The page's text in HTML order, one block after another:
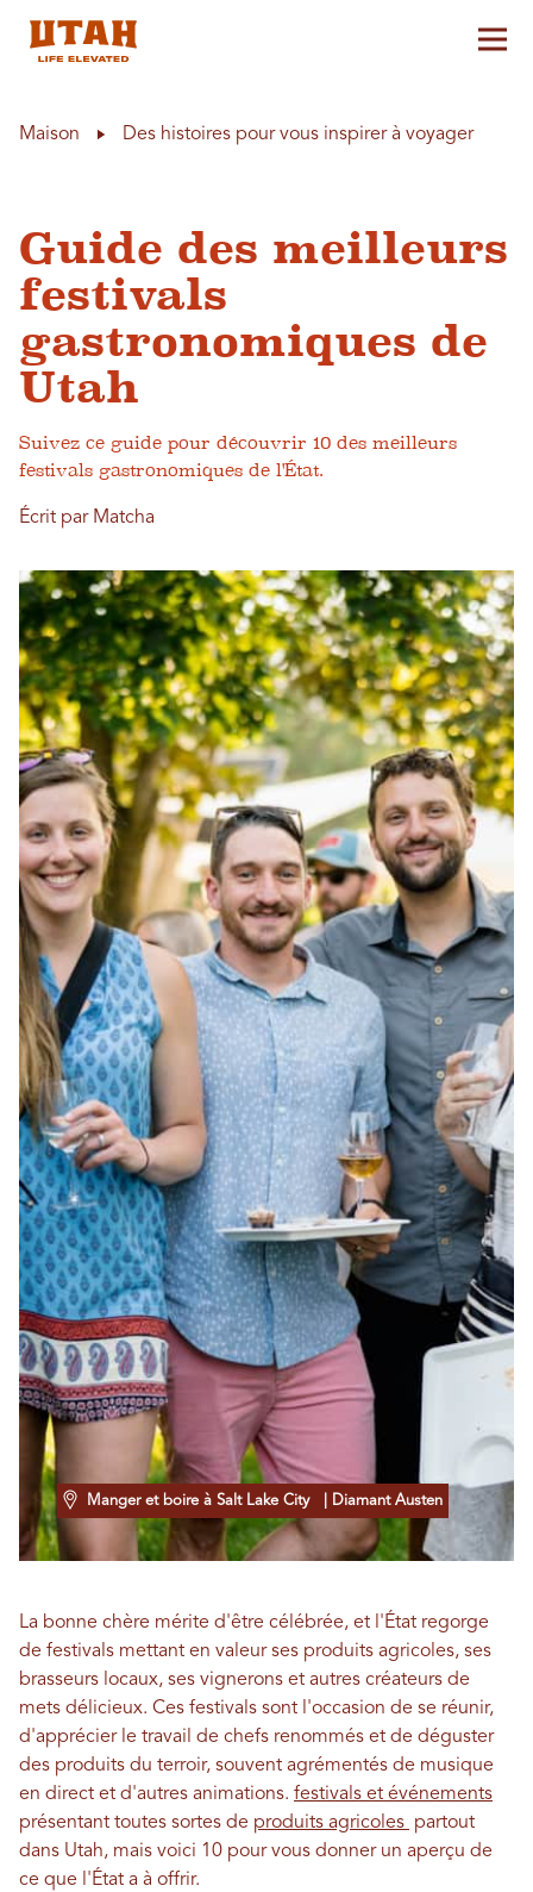
Maison Des histoires pour vous inspirer à voyager
Guide des meilleurs
festivals
gastronomiques de
Utah
Suivez ce guide pour découvrir 10 des meilleurs
festivals gastronomiques de l'État.
Écrit par Matcha
Manger et boire à Salt Lake City | Diamant Austen
La bonne chère mérite d'être célébrée, et l'État regorge
de festivals mettant en valeur ses produits agricoles, ses
brasseurs locaux, ses vignerons et autres créateurs de
mets délicieux. Ces festivals sont l'occasion de se réunir,
d'apprécier le travail de chefs renommés et de déguster
des produits du terroir, souvent agrémentés de musique
en direct et d'autres animations. festivals et événements
présentant toutes sortes de produits agricoles partout
dans Utah, mais voici 10 pour vous donner un aperçu de
ce que l'État a à offrir.